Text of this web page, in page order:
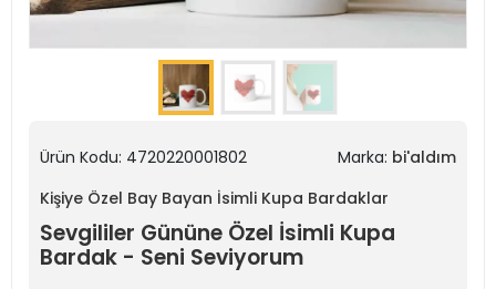
Ürün Kodu: 4720220001802 Marka: bi'aldım
Kişiye Özel Bay Bayan İsimli Kupa Bardaklar
Sevgililer Gününe Özel İsimli Kupa
Bardak - Seni Seviyorum